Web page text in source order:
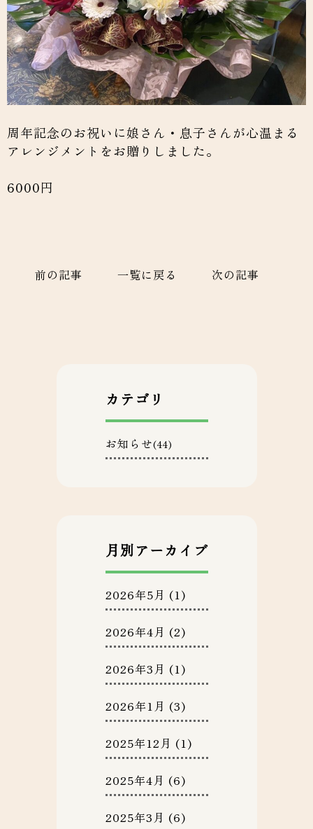
周年記念のお祝いに娘さん・息子さんが心温まる
アレンジメントをお贈りしました。
6000円
前の記事 一覧に戻る 次の記事
カテゴリ
お知らせ(44)
月別アーカイブ
2026年5月 (1)
2026年4月 (2)
2026年3月 (1)
2026年1月 (3)
2025年12月 (1)
2025年4月 (6)
2025年3月 (6)